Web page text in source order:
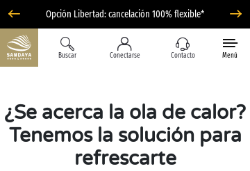
Opción Libertad: cancelación 100% flexible*
Buscar Conectarse Contacto Menú
¿Se acerca la ola de calor?
Tenemos la solución para
refrescarte